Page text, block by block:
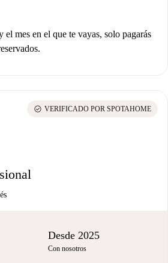
el mes en el que te vayas, solo pagarás
check_circle VERIFICADO POR SPOTAHOME
Desde 2025
Con nosotros